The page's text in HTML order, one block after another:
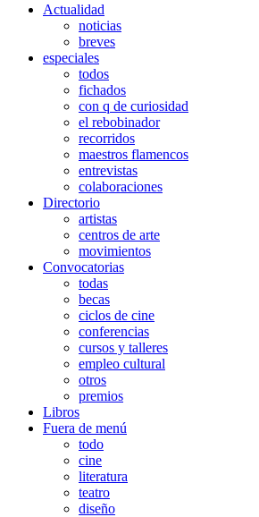
Actualidad
noticias
breves
especiales
todos
fichados
con q de curiosidad
el rebobinador
recorridos
maestros flamencos
entrevistas
colaboraciones
Directorio
artistas
centros de arte
movimientos
Convocatorias
todas
becas
ciclos de cine
conferencias
cursos y talleres
empleo cultural
otros
premios
Libros
Fuera de menú
todo
cine
literatura
teatro
diseño